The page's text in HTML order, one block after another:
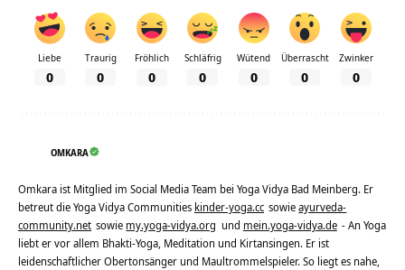
Liebe
0
Traurig
0
Fröhlich
0
Schläfrig
0
Wütend
0
Überrascht
0
Zwinker
0
OMKARA
Omkara ist Mitglied im Social Media Team bei Yoga Vidya Bad Meinberg. Er
betreut die Yoga Vidya Communities kinder-yoga.cc sowieayurveda-
community.net sowie my.yoga-vidya.org und mein.yoga-vidya.de - An Yoga
liebt er vor allem Bhakti-Yoga, Meditation und Kirtansingen. Er ist
leidenschaftlicher Obertonsänger und Maultrommelspieler. So liegt es nahe,